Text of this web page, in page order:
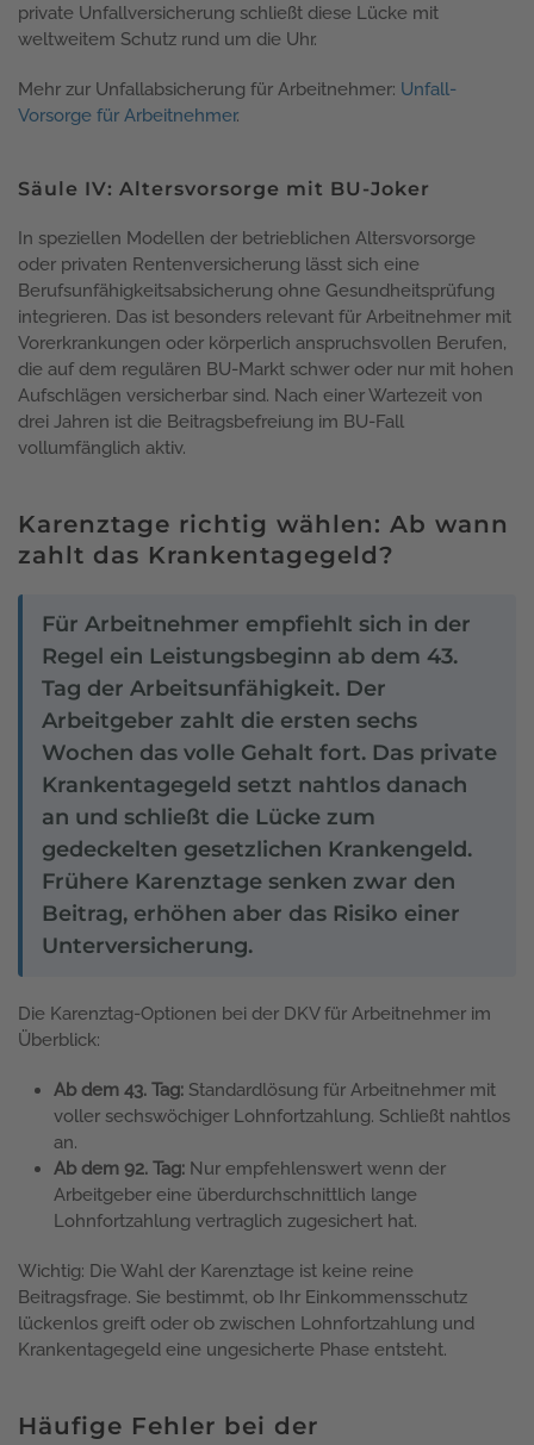
private Unfallversicherung schließt diese Lücke mit
weltweitem Schutz rund um die Uhr.
Mehr zur Unfallabsicherung für Arbeitnehmer: Unfall-
Vorsorge für Arbeitnehmer.
Säule IV: Altersvorsorge mit BU-Joker
In speziellen Modellen der betrieblichen Altersvorsorge
oder privaten Rentenversicherung lässt sich eine
Berufsunfähigkeitsabsicherung ohne Gesundheitsprüfung
integrieren. Das ist besonders relevant für Arbeitnehmer mit
Vorerkrankungen oder körperlich anspruchsvollen Berufen,
die auf dem regulären BU-Markt schwer oder nur mit hohen
Aufschlägen versicherbar sind. Nach einer Wartezeit von
drei Jahren ist die Beitragsbefreiung im BU-Fall
vollumfänglich aktiv.
Karenztage richtig wählen: Ab wann
zahlt das Krankentagegeld?
Für Arbeitnehmer empfiehlt sich in der
Regel ein Leistungsbeginn ab dem 43.
Tag der Arbeitsunfähigkeit. Der
Arbeitgeber zahlt die ersten sechs
Wochen das volle Gehalt fort. Das private
Krankentagegeld setzt nahtlos danach
an und schließt die Lücke zum
gedeckelten gesetzlichen Krankengeld.
Frühere Karenztage senken zwar den
Beitrag, erhöhen aber das Risiko einer
Unterversicherung.
Die Karenztag-Optionen bei der DKV für Arbeitnehmer im
Überblick:
Ab dem 43. Tag: Standardlösung für Arbeitnehmer mit
voller sechswöchiger Lohnfortzahlung. Schließt nahtlos
an.
Ab dem 92. Tag: Nur empfehlenswert wenn der
Arbeitgeber eine überdurchschnittlich lange
Lohnfortzahlung vertraglich zugesichert hat.
Wichtig: Die Wahl der Karenztage ist keine reine
Beitragsfrage. Sie bestimmt, ob Ihr Einkommensschutz
lückenlos greift oder ob zwischen Lohnfortzahlung und
Krankentagegeld eine ungesicherte Phase entsteht.
Häufige Fehler bei der